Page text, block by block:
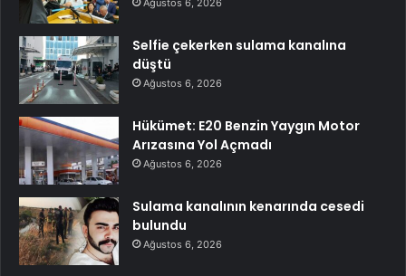
Ağustos 6, 2026
Selfie çekerken sulama kanalına
düştü
Ağustos 6, 2026
Hükümet: E20 Benzin Yaygın Motor
Arızasına Yol Açmadı
Ağustos 6, 2026
Sulama kanalının kenarında cesedi
bulundu
Ağustos 6, 2026